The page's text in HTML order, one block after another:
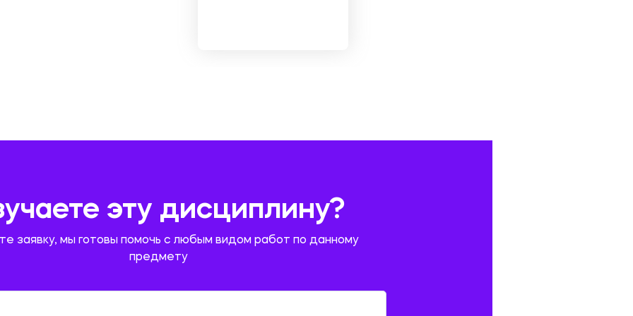
эту дисциплину?
заявку, мы готовы помочь с любым видом работ по данному
предмету